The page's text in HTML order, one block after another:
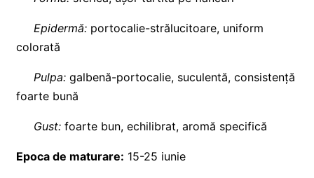
Epidermă: portocalie-strălucitoare, uniform
colorată
Pulpa: galbenă-portocalie, suculentă, consistență
foarte bună
Gust: foarte bun, echilibrat, aromă specifică
Epoca de maturare: 15-25 iunie